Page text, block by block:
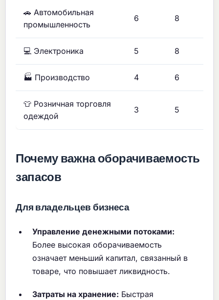
🚗 Автомобильная
промышленность
6 8
💻 Электроника 5 8
🏭 Производство 4 6
👕 Розничная торговля
одеждой
3 5
Почему важна оборачиваемость
запасов
Для владельцев бизнеса
Управление денежными потоками:
Более высокая оборачиваемость
означает меньший капитал, связанный в
товаре, что повышает ликвидность.
Затраты на хранение: Быстрая